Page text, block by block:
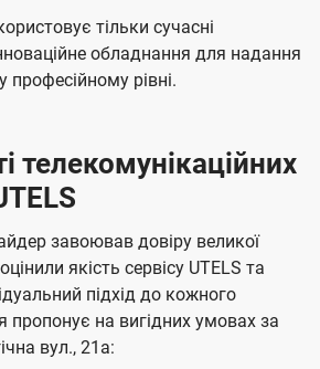
тільки сучасні
обладнання для надання
професійному рівні.
телекомунікаційних
завоював довіру великої
якість сервісу UTELS та
підхід до кожного
пропонує на вигідних умовах за
вул., 21а: